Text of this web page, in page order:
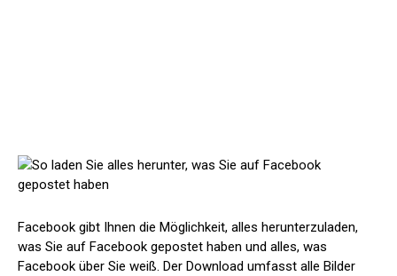
Facebook gibt Ihnen die Möglichkeit, alles herunterzuladen,
was Sie auf Facebook gepostet haben und alles, was
Facebook über Sie weiß. Der Download umfasst alle Bilder